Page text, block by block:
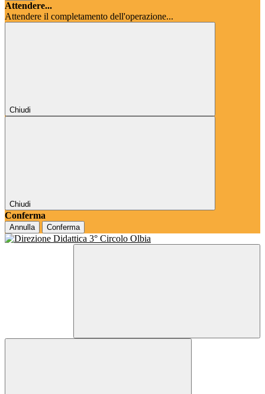
Attendere...
Attendere il completamento dell'operazione...
Chiudi
Chiudi
Conferma
Annulla Conferma